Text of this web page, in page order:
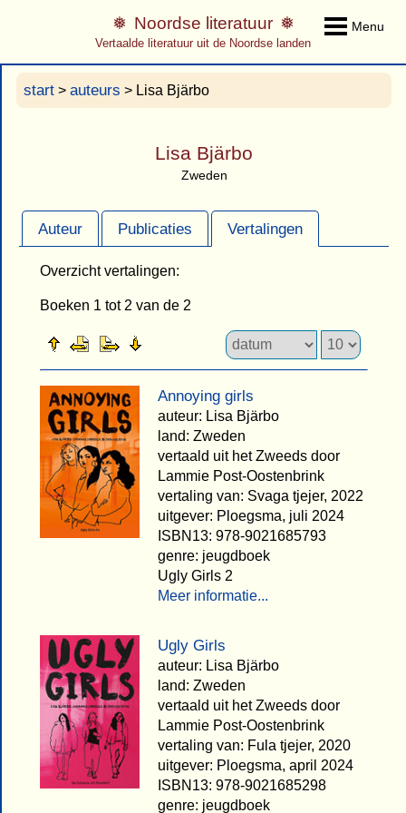
Menu
Noordse literatuur
Vertaalde literatuur uit de Noordse landen
start > auteurs > Lisa Bjärbo
Lisa Bjärbo
Zweden
Auteur Publicaties Vertalingen
Overzicht vertalingen:
Boeken 1 tot 2 van de 2
Annoying girls
auteur: Lisa Bjärbo
land: Zweden
vertaald uit het Zweeds door
Lammie Post-Oostenbrink
vertaling van: Svaga tjejer, 2022
uitgever: Ploegsma, juli 2024
ISBN13: 978-9021685793
genre: jeugdboek
Ugly Girls 2
Meer informatie...
Ugly Girls
auteur: Lisa Bjärbo
land: Zweden
vertaald uit het Zweeds door
Lammie Post-Oostenbrink
vertaling van: Fula tjejer, 2020
uitgever: Ploegsma, april 2024
ISBN13: 978-9021685298
genre: jeugdboek